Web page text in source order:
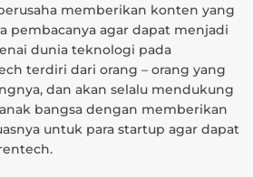
memberikan konten yang
pembacanya agar dapat menjadi
dunia teknologi pada
terdiri dari orang – orang yang
dan akan selalu mendukung
bangsa dengan memberikan
untuk para startup agar dapat